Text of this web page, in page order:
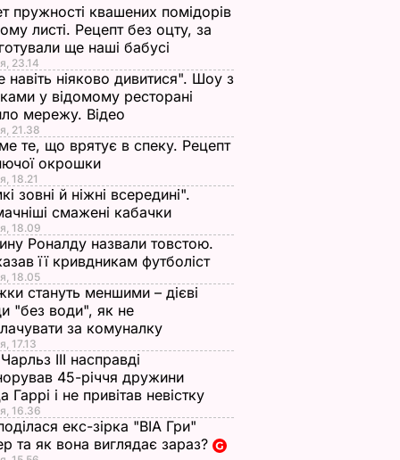
Кліп української
групи здобув
нагороду на
міжнародному
фестивалі
1 листопада, 16.00
Що
Платіжки стануть
меншими – дієві
поради "без води", як
не переплачувати за
комуналку
пружності квашених помідорів
листі. Рецепт без оцту, за
ще наші бабусі
23.14
навіть ніяково дивитися". Шоу з
у відомому ресторані
мережу. Відео
21.38
те, що врятує в спеку. Рецепт
окрошки
18.21
зовні й ніжні всередині".
смажені кабачки
18.09
Роналду назвали товстою.
її кривдникам футболіст
18.05
стануть меншими – дієві
"без води", як не
за комуналку
17.13
III насправді
45-річчя дружини
Гаррі і не привітав невістку
16.36
екс-зірка "ВІА Гри"
та як вона виглядає зараз?